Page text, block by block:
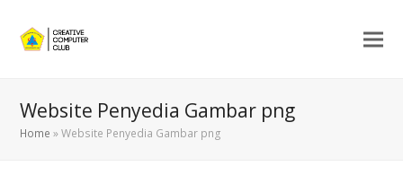
Website Penyedia Gambar png
Home »Website Penyedia Gambar png